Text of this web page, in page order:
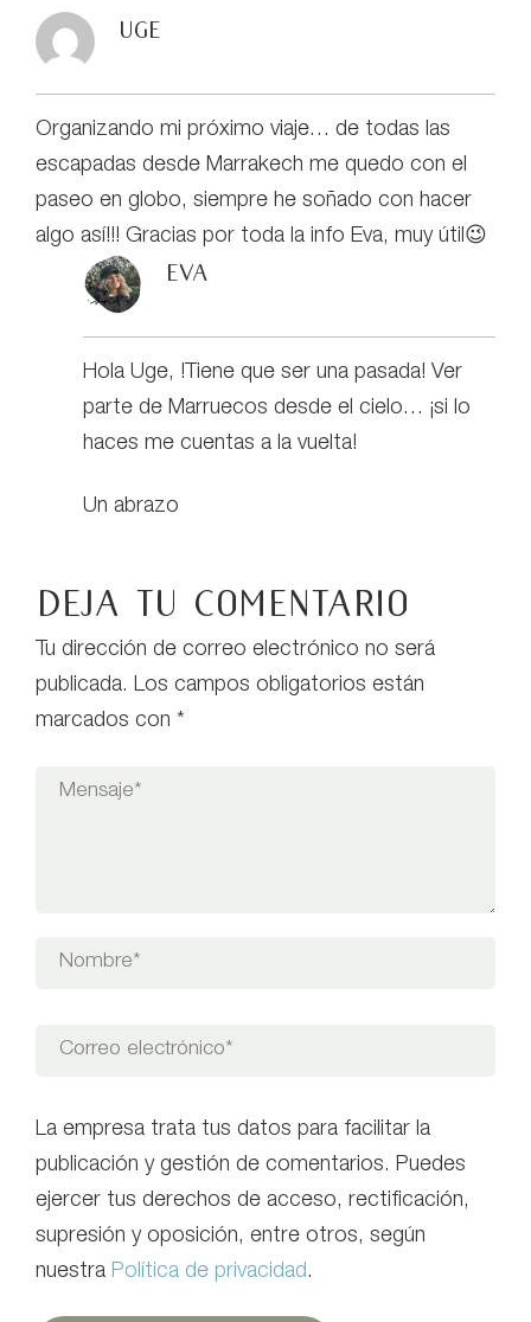
Uge
Organizando mi próximo viaje… de todas las
escapadas desde Marrakech me quedo con el
paseo en globo, siempre he soñado con hacer
algo así!!! Gracias por toda la info Eva, muy útil😉
eva
Hola Uge, !Tiene que ser una pasada! Ver
parte de Marruecos desde el cielo… ¡si lo
haces me cuentas a la vuelta!
Un abrazo
Deja tu comentario
Tu dirección de correo electrónico no será
publicada. Los campos obligatorios están
marcados con *
La empresa trata tus datos para facilitar la
publicación y gestión de comentarios. Puedes
ejercer tus derechos de acceso, rectificación,
supresión y oposición, entre otros, según
nuestra Política de privacidad.